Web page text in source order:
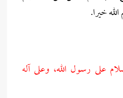
خيرا.
على رسول الله، وعلى آله